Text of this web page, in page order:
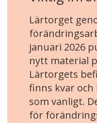
Lärtorget
januari 2026
nytt material
Lärtorgets
finns kvar och
som vanligt.
för